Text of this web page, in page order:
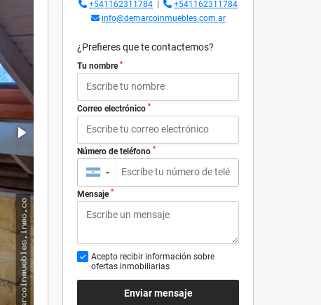
+541162311784
+541162311784
info@demarcoinmuebles.com.ar
¿Prefieres que te contactemos?
Tu nombre *
Correo electrónico *
Número de teléfono *
▼
Mensaje *
Acepto recibir información sobre
ofertas inmobiliarias
Enviar mensaje